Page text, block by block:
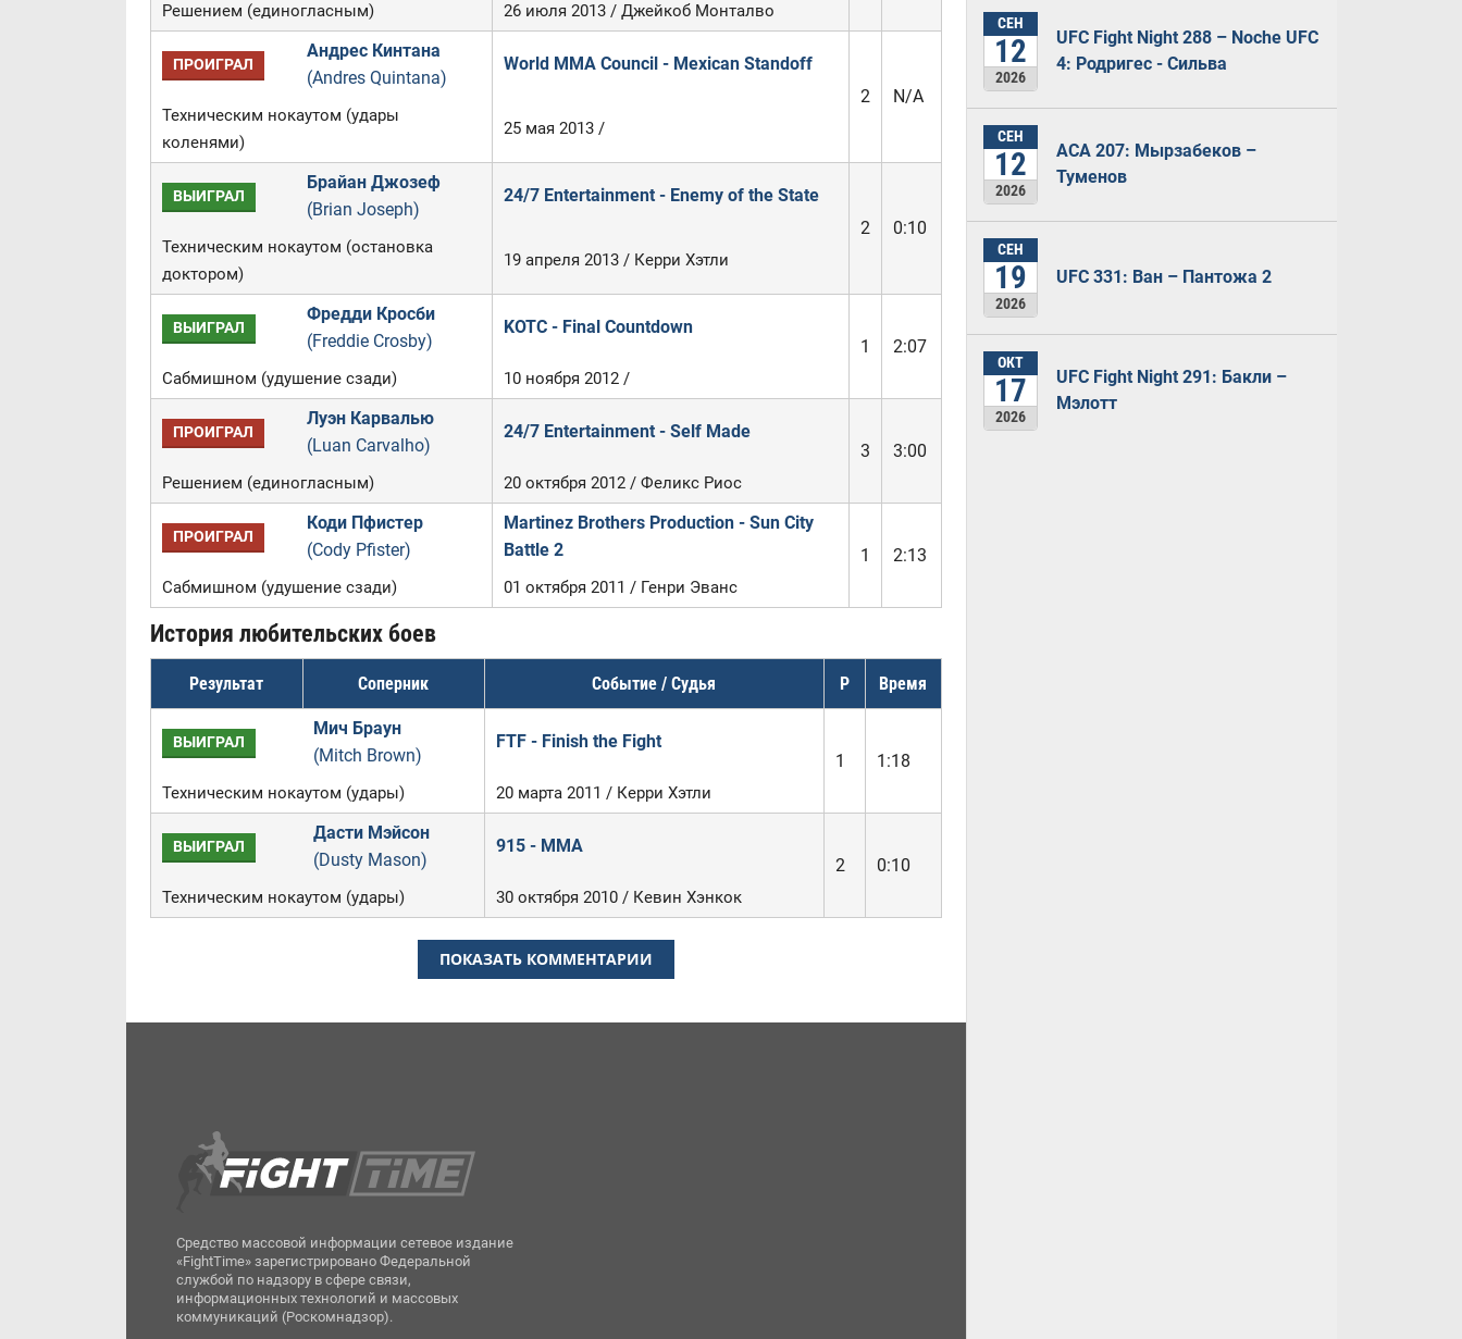
Решением (единогласным) 26 июля 2013 / Джейкоб Монталво
ПРОИГРАЛ
Андрес Кинтана
(Andres Quintana)
World MMA Council - Mexican Standoff
2
N/A
Техническим нокаутом (удары
коленями)
25 мая 2013 /
ВЫИГРАЛ
Брайан Джозеф
(Brian Joseph)
24/7 Entertainment - Enemy of the State
2
0:10
Техническим нокаутом (остановка
доктором)
19 апреля 2013 / Керри Хэтли
ВЫИГРАЛ
Фредди Кросби
(Freddie Crosby)
KOTC - Final Countdown
1
2:07
Сабмишном (удушение сзади) 10 ноября 2012 /
ПРОИГРАЛ
Луэн Карвалью
(Luan Carvalho)
24/7 Entertainment - Self Made
3
3:00
Решением (единогласным) 20 октября 2012 / Феликс Риос
ПРОИГРАЛ
Коди Пфистер
(Cody Pfister)
Martinez Brothers Production - Sun City
Battle 2
1 2:13
Сабмишном (удушение сзади) 01 октября 2011 / Генри Эванс
История любительских боев
Результат Соперник Событие / Судья Р Время
ВЫИГРАЛ
Мич Браун
(Mitch Brown)
FTF - Finish the Fight
1
1:18
Техническим нокаутом (удары) 20 марта 2011 / Керри Хэтли
ВЫИГРАЛ
Дасти Мэйсон
(Dusty Mason)
915 - MMA
2
0:10
Техническим нокаутом (удары) 30 октября 2010 / Кевин Хэнкок
ПОКАЗАТЬ КОММЕНТАРИИ
СЕН
12
2026
UFC Fight Night 288 – Noche UFC
4: Родригес - Сильва
СЕН
12
2026
ACA 207: Мырзабеков –
Туменов
СЕН
19
2026
UFC 331: Ван – Пантожа 2
ОКТ
17
2026
UFC Fight Night 291: Бакли –
Мэлотт
Средство массовой информации сетевое издание
«FightTime» зарегистрировано Федеральной
службой по надзору в сфере связи,
информационных технологий и массовых
коммуникаций (Роскомнадзор).